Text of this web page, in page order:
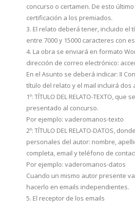
concurso o certamen. De esto
certificación a los premiados.
3. El relato deberá tener, incluido el
entre 7000 y 15000 caracteres con
4. La obra se enviará en formato
dirección de correo electrónico:
En el Asunto se deberá indicar: II
título del relato y el mail incluirá dos
1º: TÍTULO DEL RELATO-TEXTO, que
presentado al concurso.
Por ejemplo: vaderomanos-texto
2º: TÍTULO DEL RELATO-DATOS,
personales del autor: nombre,
completa, email y teléfono de
Por ejemplo: vaderomanos-datos
Cuando un mismo autor presente
hacerlo en emails independientes.
5. El receptor de los emails